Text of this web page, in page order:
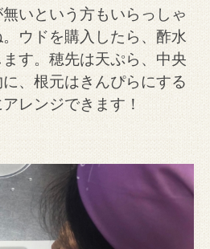
いという方もいらっしゃ
ウドを購入したら、酢水
す。 穂先は天ぷら、中央
、根元はきんぴらにする
レンジできます！